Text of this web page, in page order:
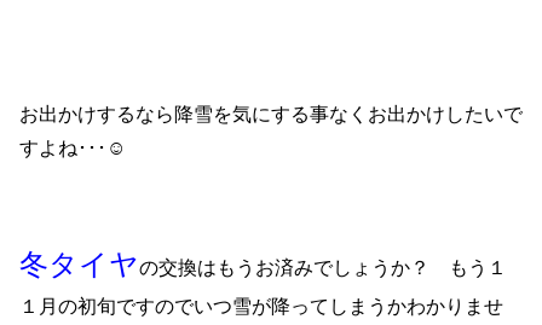
お出かけするなら降雪を気にする事なくお出かけしたいで
すよね･･･☺
冬タイヤの交換はもうお済みでしょうか？ もう１
１月の初旬ですのでいつ雪が降ってしまうかわかりませ